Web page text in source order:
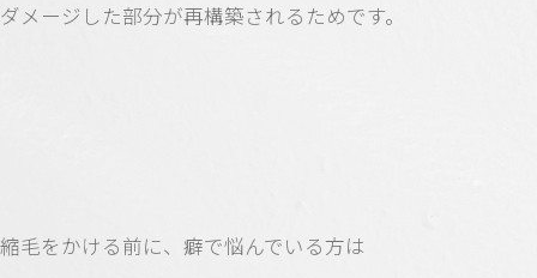
ダメージした部分が再構築されるためです。
縮毛をかける前に、癖で悩んでいる方は